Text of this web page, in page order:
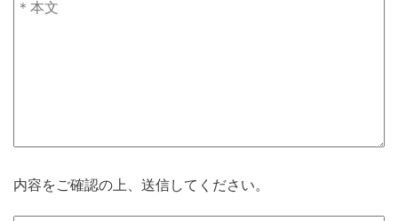
内容をご確認の上、送信してください。